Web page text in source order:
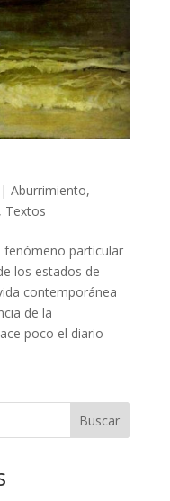
| Aburrimiento,
, Textos
fenómeno particular
los estados de
contemporánea
de la
poco el diario
Buscar